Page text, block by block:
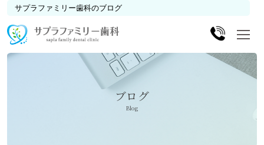
サプラファミリー歯科のブログ
ブログ
Blog